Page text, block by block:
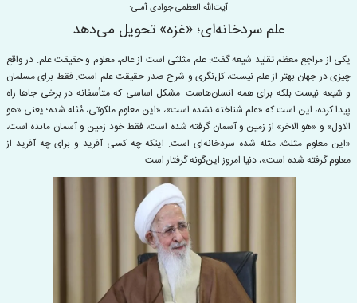
آیت‌الله العظمی جوادی آملی:
علم سردخانه‌ای؛ «غزه» تحویل می‌دهد
یکی از مراجع معظم تقلید شیعه گفت: علم مثلثی است از عالم، معلوم و حقیقت علم. در واقع
چیزی در جهان بهتر از علم نیست، کل‌نگری و شرح صدر حقیقت علم است. فقط برای مسلمان
و شیعه نیست بلکه برای همه انسان‌هاست. مشکل اساسی که متأسفانه در برخی جا‌ها راه
پیدا کرده، این است که «علم شناخته نشده است»، «این معلوم ملکوتی، مُثله شده؛ یعنی «هو
الاول» و «هو الاخر» از زمین و آسمان گرفته شده است، فقط خود زمین و آسمان مانده است،
«این معلوم مثلث، مثله شده سردخانه‌ای است. اینکه چه کسی آفرید و برای چه آفرید از
معلوم گرفته شده است»، دنیا امروز این‌گونه گرفتار است.